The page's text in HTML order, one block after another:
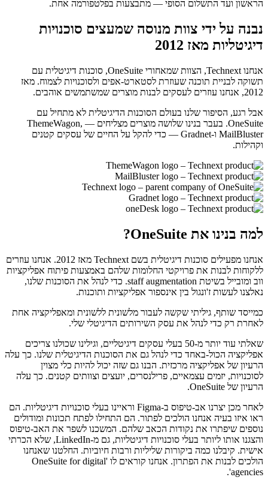
הראשון ועד התשלום הסופי — מתבצעות בפלטפורמה אחת.
נבנה על ידי צוות מנוסה שמעצים סוכנויות
דיגיטליות מאז 2012
אנחנו Technext, הצוות שמאחורי OneSuite, סוכנות דיגיטלית עם
תשוקה לבניית תוכנה שעוזרת לסטארט-אפים ולסוכנויות לצמוח. מאז
2012, אנחנו עוזרים לעסקים לבנות מוצרים שמשתמשים אוהבים.
אבל רגע, הסיפור שלנו בעולם הסוכנות הדיגיטלית לא מתחיל עם
OneSuite. בעבר בנינו שלושה מוצרים מצליחים — ThemeWagon,
MailBluster ו-Gradnet — כדי להקל על החיים של עסקים קטנים
וקהילות.
למה בנינו את OneSuite?
אנחנו מפעילים סוכנות דיגיטלית בשם Technext מאז 2012. אנחנו עוזרים
ללקוחות לבנות את פרויקטי החלומות שלהם באמצעות פיתוח אפליקציות
ווב ומובייל בשיטת staff augmentation. כדי לנהל את הסוכנות שלנו,
נאלצנו לעשות ז'ונגול בין אינספור אפליקציות ותוכנות.
כמייסד שותף, גיליתי שקשה לעבור מלשונית ללשונית ומאפליקציה אחת
לאחרת רק כדי לנהל את עסק השירותים הדיגיטלי שלי.
שאלתי עוד יותר מ-50 בעלי עסקים דיגיטליים, וגילינו שכולנו צריכים
אפליקציה הכול-באחד כדי לנהל גם את הסוכנות הדיגיטלית שלנו. כך עלה
הרעיון של אפליקציה מרכזית. הבנו גם שזה יכול להיות כלי מצוין
לסוכנויות, יזמים עצמאיים, פרילנסרים, יועצים וצוותים קטנים. כך עלה
הרעיון של OneSuite.
לאחר מכן יצרנו אב-טיפוס ב-Figma וראיינו בעלי סוכנויות דיגיטליות. הם
ראו איזו בעיה אנחנו הולכים לפתור. הם התחילו לפתח תכונות ומודולים
נוספים שיפתרו את נקודות הכאב שלהם. המשכנו לשפר את האב-טיפוס
והצגנו אותו ליותר בעלי סוכנויות דיגיטליות, גם מ-LinkedIn, שלא הכרתי
אישית. קיבלנו כמה ביקורות שליליות ורבות חיוביות. החלטנו שאנחנו
הולכים לבנות את הפתרון. אנחנו קוראים לו 'OneSuite for digital
agencies'.